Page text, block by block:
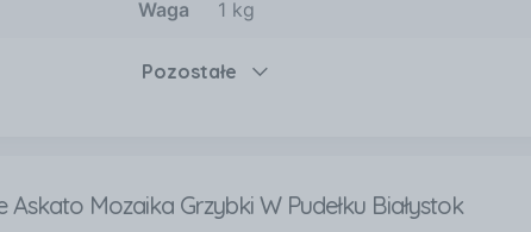
Waga 1 kg
Pozostałe
Askato Mozaika Grzybki W Pudełku Białystok